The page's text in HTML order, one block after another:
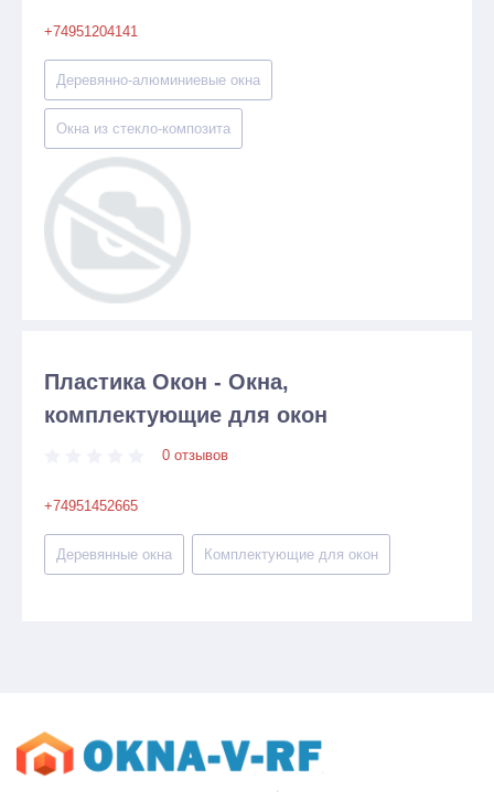
+74951204141
Деревянно-алюминиевые окна
Окна из стекло-композита
Пластика Окон - Окна,
комплектующие для окон
0 отзывов
+74951452665
Деревянные окна Комплектующие для окон